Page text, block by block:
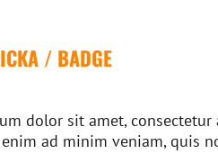
/ BADGE
dolor sit amet,
ad minim veniam, quis